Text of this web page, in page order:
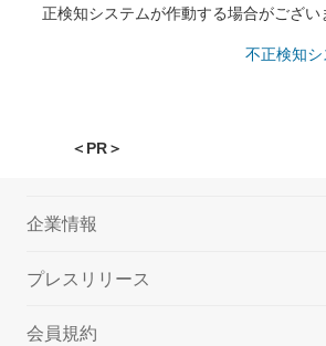
正検知システムが作動する場合がござい
不正検知
＜PR＞
企業情報
プレスリリース
会員規約